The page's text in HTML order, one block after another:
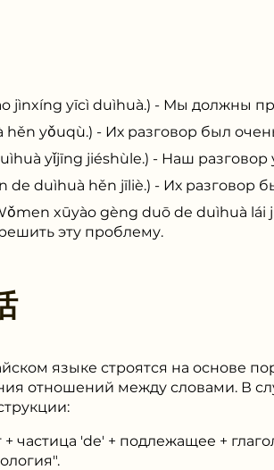
jìnxíng yīcì duìhuà.) - Мы должны
hěn yǒuqù.) - Их разговор был
yǐjīng jiéshùle.) - Наш разговор
de duìhuà hěn jīliè.) - Их
xūyào gèng duō de duìhuà
эту проблему.
языке строятся на основе
отношений между словами. В
+ частица 'de' + подлежащее +